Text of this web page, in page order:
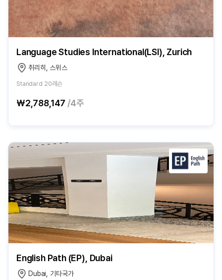
Language Studies International(LSI), Zurich
취리히, 스위스
Standard 20레슨
₩2,788,147 /4주
English Path (EP), Dubai
Dubai, 기타국가